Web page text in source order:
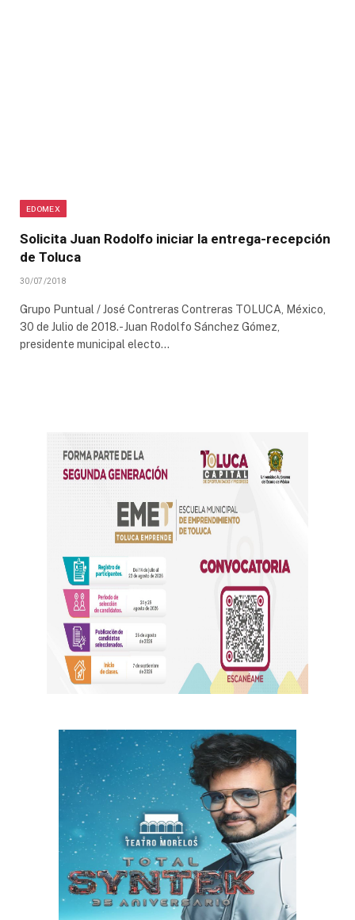
EDOMEX
Solicita Juan Rodolfo iniciar la entrega-recepción
de Toluca
30/07/2018
Grupo Puntual / José Contreras Contreras TOLUCA, México,
30 de Julio de 2018.- Juan Rodolfo Sánchez Gómez,
presidente municipal electo…